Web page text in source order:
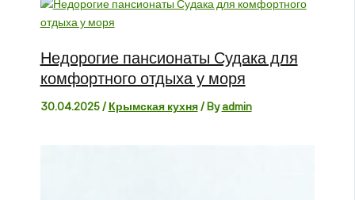
Недорогие пансионаты Судака для
комфортного отдыха у моря
30.04.2025/ Крымская кухня/ Byadmin